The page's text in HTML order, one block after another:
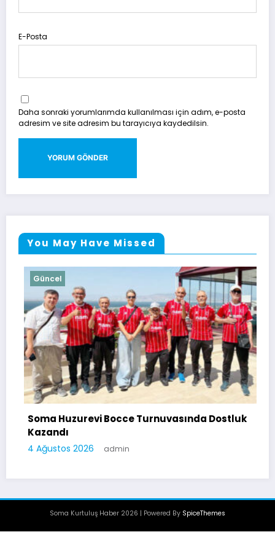
E-Posta
Daha sonraki yorumlarımda kullanılması için adım, e-posta
adresim ve site adresim bu tarayıcıya kaydedilsin.
You May Have Missed
Güncel
Soma Huzurevi Bocce Turnuvasında Dostluk
Kazandı
4 Ağustos 2026 admin